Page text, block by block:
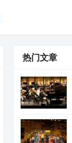
热门文章